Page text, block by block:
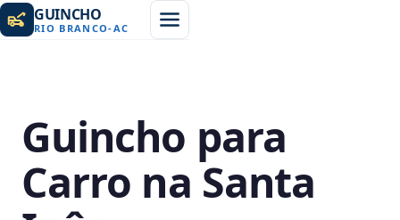
GUINCHO
RIO BRANCO-AC
Guincho para
Carro na Santa